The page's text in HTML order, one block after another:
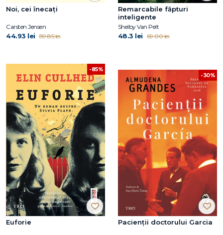
Noi, cei înecați
Carsten Jensen
44.93 lei 89.85 lei
Remarcabile făpturi
inteligente
Shelby Van Pelt
48.3 lei 69.00 lei
-85%
Euforie
-30%
Pacienții doctorului Garcia